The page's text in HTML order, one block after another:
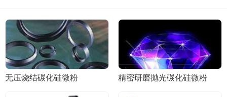
无压烧结碳化硅微粉 精密研磨抛光碳化硅微粉